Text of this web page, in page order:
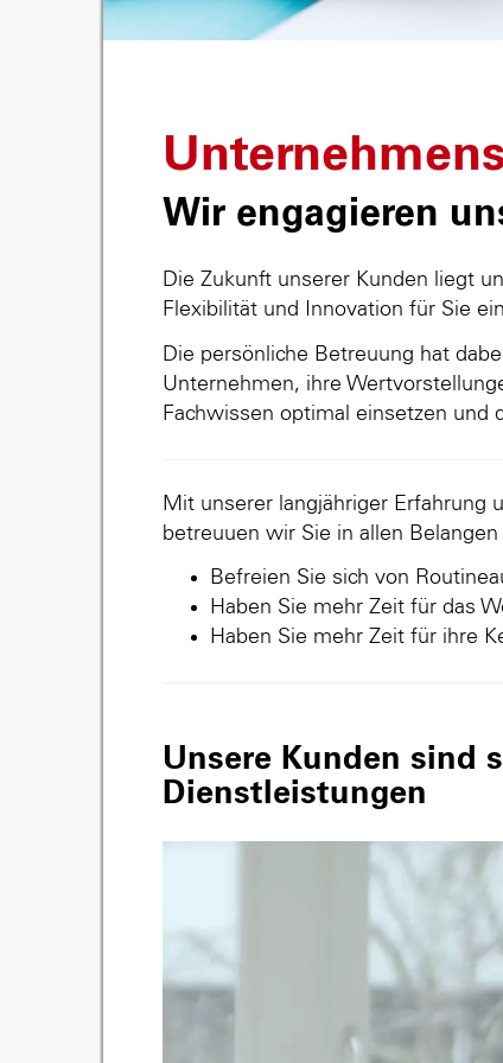
Wir engagieren
Die Zukunft unserer Kunden liegt
Flexibilität und Innovation für Sie
Die persönliche Betreuung hat
Unternehmen, ihre
Fachwissen optimal einsetzen und
Mit unserer langjähriger Erfahrung
betreuuen wir Sie in allen
Befreien Sie sich von
Haben Sie mehr Zeit für das
Haben Sie mehr Zeit für ihre
Unsere Kunden sind
Dienstleistungen